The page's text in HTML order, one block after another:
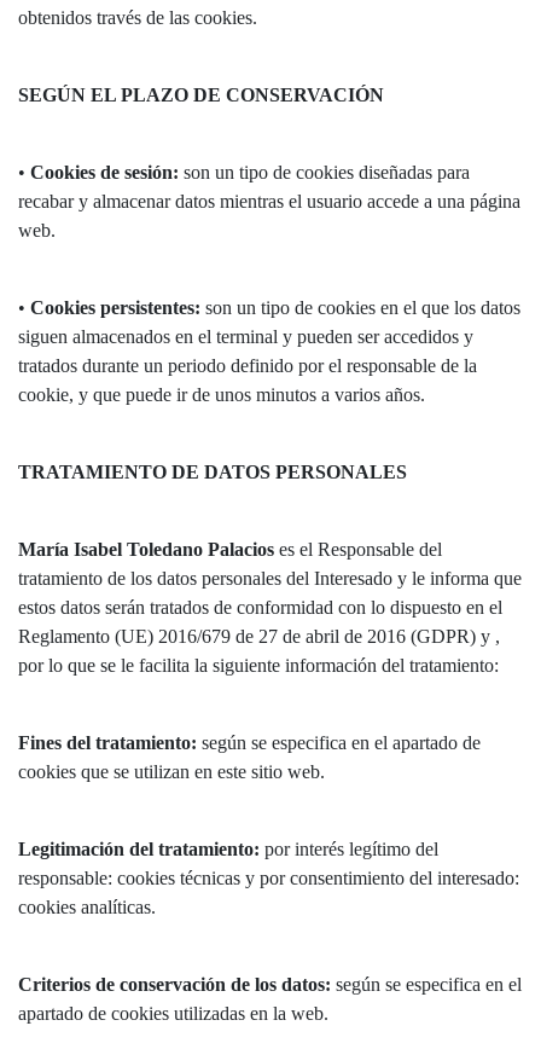
obtenidos través de las cookies.
SEGÚN EL PLAZO DE CONSERVACIÓN
• Cookies de sesión: son un tipo de cookies diseñadas para
recabar y almacenar datos mientras el usuario accede a una página
web.
• Cookies persistentes: son un tipo de cookies en el que los datos
siguen almacenados en el terminal y pueden ser accedidos y
tratados durante un periodo definido por el responsable de la
cookie, y que puede ir de unos minutos a varios años.
TRATAMIENTO DE DATOS PERSONALES
María Isabel Toledano Palacios es el Responsable del
tratamiento de los datos personales del Interesado y le informa que
estos datos serán tratados de conformidad con lo dispuesto en el
Reglamento (UE) 2016/679 de 27 de abril de 2016 (GDPR) y ,
por lo que se le facilita la siguiente información del tratamiento:
Fines del tratamiento: según se especifica en el apartado de
cookies que se utilizan en este sitio web.
Legitimación del tratamiento: por interés legítimo del
responsable: cookies técnicas y por consentimiento del interesado:
cookies analíticas.
Criterios de conservación de los datos: según se especifica en el
apartado de cookies utilizadas en la web.